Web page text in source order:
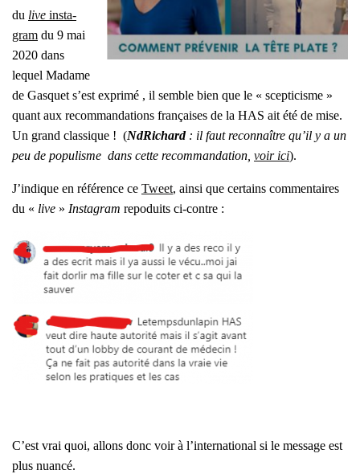
du live ins­ta­
gram du 9 mai
2020 dans
lequel Madame
de Gas­quet s’est expri­mé , il semble bien que le « scep­ti­cisme »
quant aux recom­man­da­tions fran­çaises de la HAS ait été de mise.
Un grand clas­sique ! (NdRi­chard: il faut recon­naître qu’il y a un
peu de popu­lisme dans cette recom­man­da­tion, voir ici).
J’in­dique en réfé­rence ce Tweet, ain­si que cer­tains com­men­taires
du « live » Ins­ta­gram repo­duits ci-contre :
C’est vrai quoi, allons donc voir à l’international si le mes­sage est
plus nuan­cé.